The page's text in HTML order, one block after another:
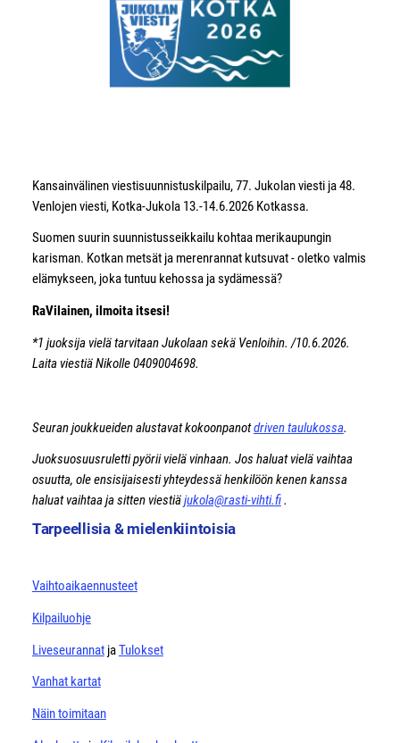
Kansainvälinen viestisuunnistuskilpailu, 77. Jukolan viesti ja 48.
Venlojen viesti, Kotka-Jukola 13.-14.6.2026 Kotkassa.
Suomen suurin suunnistusseikkailu kohtaa merikaupungin
karisman. Kotkan metsät ja merenrannat kutsuvat - oletko valmis
elämykseen, joka tuntuu kehossa ja sydämessä?
RaVilainen, ilmoita itsesi!
*1 juoksija vielä tarvitaan Jukolaan sekä Venloihin. /10.6.2026.
Laita viestiä Nikolle 0409004698.
Seuran joukkueiden alustavat kokoonpanotdriven taulukossa.
Juoksuosuusruletti pyörii vielä vinhaan. Jos haluat vielä vaihtaa
osuutta, ole ensisijaisesti yhteydessä henkilöön kenen kanssa
haluat vaihtaa ja sitten viestiäjukola@rasti-vihti.fi.
Tarpeellisia & mielenkiintoisia
Vaihtoaikaennusteet
Kilpailuohje
LiveseurannatjaTulokset
Vanhat kartat
Näin toimitaan